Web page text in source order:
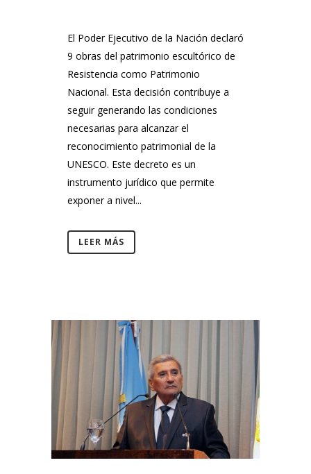
El Poder Ejecutivo de la Nación declaró
9 obras del patrimonio escultórico de
Resistencia como Patrimonio
Nacional. Esta decisión contribuye a
seguir generando las condiciones
necesarias para alcanzar el
reconocimiento patrimonial de la
UNESCO. Este decreto es un
instrumento jurídico que permite
exponer a nivel...
LEER MÁS